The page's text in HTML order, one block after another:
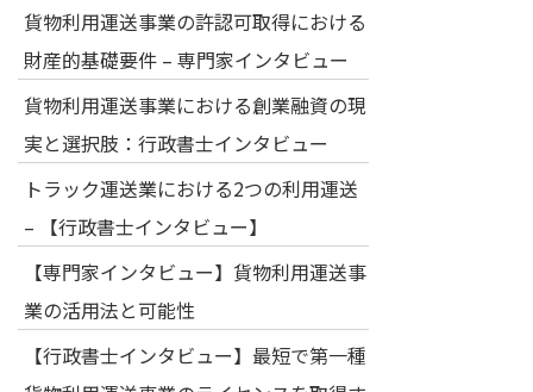
貨物利用運送事業の許認可取得における
財産的基礎要件 – 専門家インタビュー
貨物利用運送事業における創業融資の現
実と選択肢：行政書士インタビュー
トラック運送業における2つの利用運送
– 【行政書士インタビュー】
【専門家インタビュー】貨物利用運送事
業の活用法と可能性
【行政書士インタビュー】最短で第一種